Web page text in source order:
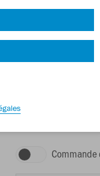
En tant que membre